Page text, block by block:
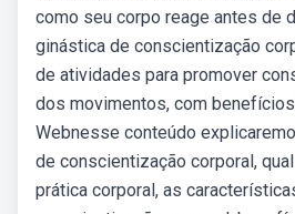
como seu corpo reage antes de
ginástica de conscientização
de atividades para promover
dos movimentos, com
Webnesse conteúdo
de conscientização corporal,
prática corporal, as